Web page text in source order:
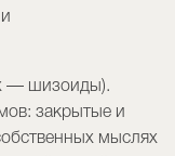
— шизоиды).
закрытые и
мыслях